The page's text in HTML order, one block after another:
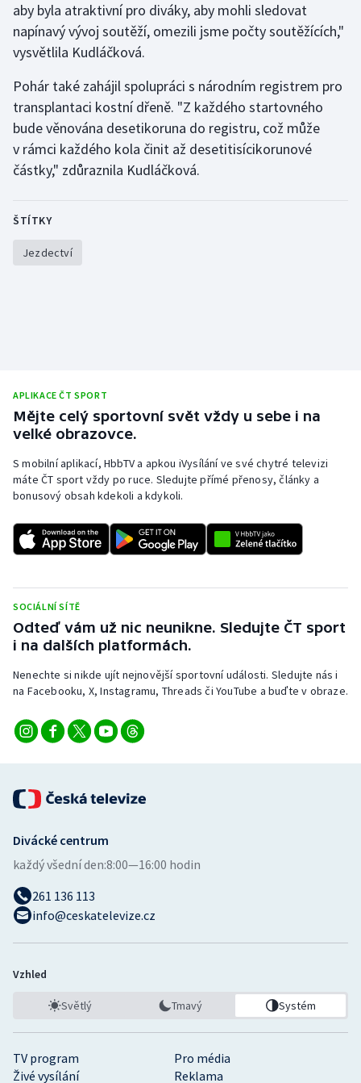
Olympijské hry
Parasport
Plavání
Plážový volejbal
Ragby
Rychlobruslení
Rychlostní kanoistika
Triatlon
Vodní slalom
Volejbal
aby byla atraktivní pro diváky, aby mohli sledovat
napínavý vývoj soutěží, omezili jsme počty soutěžících,"
vysvětlila Kudláčková.
Pohár také zahájil spolupráci s národním registrem pro
transplantaci kostní dřeně. "Z každého startovného
bude věnována desetikoruna do registru, což může
v rámci každého kola činit až desetitisícikorunové
částky," zdůraznila Kudláčková.
ŠTÍTKY
Jezdectví
APLIKACE ČT SPORT
Mějte celý sportovní svět vždy u sebe i na
velké obrazovce.
S mobilní aplikací, HbbTV a apkou iVysílání ve své chytré televizi
máte ČT sport vždy po ruce. Sledujte přímé přenosy, články a
bonusový obsah kdekoli a kdykoli.
SOCIÁLNÍ SÍTĚ
Odteď vám už nic neunikne. Sledujte ČT sport
i na dalších platformách.
Nenechte si nikde ujít nejnovější sportovní události. Sledujte nás i
na Facebooku, X, Instagramu, Threads či YouTube a buďte v obraze.
TV program
Pro média
Živé vysílání
Reklama
Divácké centrum
každý všední den:8:00—16:00 hodin
261 136 113
info@ceskatelevize.cz
Vzhled
Světlý Tmavý Systém